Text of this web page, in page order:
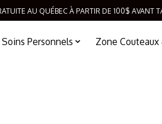
AU QUÉBEC À PARTIR DE 100$ AVANT
Personnels Zone Couteaux